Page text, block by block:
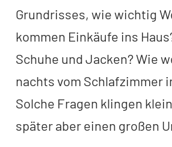
Grundrisses, wie wichtig
kommen Einkäufe ins
Schuhe und Jacken? Wie
nachts vom Schlafzimmer
Solche Fragen klingen
später aber einen großen